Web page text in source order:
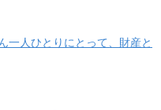
一人ひとりにとって、財産と